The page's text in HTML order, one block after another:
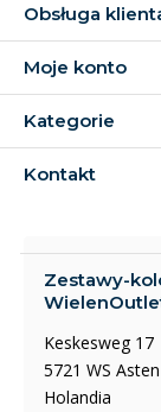
Obsługa
Moje konto
Kategorie
Kontakt
Zestawy-
Keskesweg 17
5721 WS Asten
Holandia